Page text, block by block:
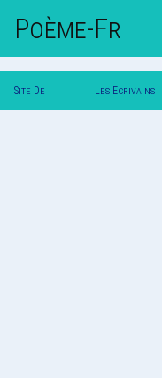
Poème-Fr
Site De Les Ecrivains